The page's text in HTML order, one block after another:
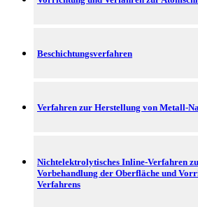
Beschichtungsverfahren
Verfahren zur Herstellung von Metall-
Nichtelektrolytisches Inline-Verfahren
Vorbehandlung der Oberfläche und
Verfahrens